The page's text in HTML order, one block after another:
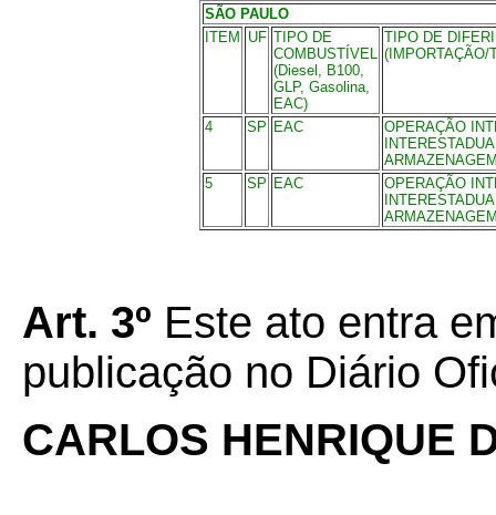
SÃO PAULO
ITEM
UF TIPO DE
COMBUSTÍVEL
(Diesel, B100,
GLP, Gasolina,
EAC)
TIPO DE
(IMPORTAÇÃO/
4 SP EAC
OPERAÇÃO
5
SP EAC
OPERAÇÃO
Art. 3º Este ato entra
publicação no Diário
CARLOS HENRIQUE